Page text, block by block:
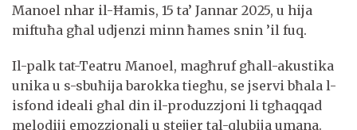
Manoel nhar il-Ħamis, 15 ta’ Jannar 2025, u hija
miftuħa għal udjenzi minn ħames snin ’il fuq.
Il-palk tat-Teatru Manoel, magħruf għall-akustika
unika u s-sbuħija barokka tiegħu, se jservi bħala l-
isfond ideali għal din il-produzzjoni li tgħaqqad
melodiji emozzjonali u stejjer tal-qlubija umana.